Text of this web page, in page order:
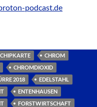
podcast.de
CHIPKARTE
CHROM
CHROMDIOXID
2018
EDELSTAHL
ENTENHAUSEN
FORSTWIRTSCHAFT